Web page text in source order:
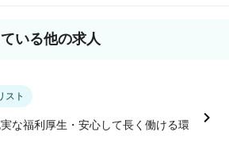
いる他の求人
スト
な福利厚生・安心して長く働ける環